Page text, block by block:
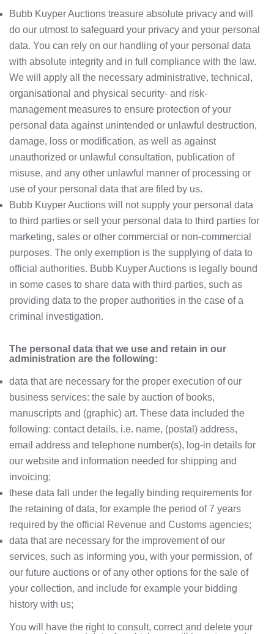
Bubb Kuyper Auctions treasure absolute privacy and will
do our utmost to safeguard your privacy and your personal
data. You can rely on our handling of your personal data
with absolute integrity and in full compliance with the law.
We will apply all the necessary administrative, technical,
organisational and physical security- and risk-
management measures to ensure protection of your
personal data against unintended or unlawful destruction,
damage, loss or modification, as well as against
unauthorized or unlawful consultation, publication of
misuse, and any other unlawful manner of processing or
use of your personal data that are filed by us.
Bubb Kuyper Auctions will not supply your personal data
to third parties or sell your personal data to third parties for
marketing, sales or other commercial or non-commercial
purposes. The only exemption is the supplying of data to
official authorities. Bubb Kuyper Auctions is legally bound
in some cases to share data with third parties, such as
providing data to the proper authorities in the case of a
criminal investigation.
The personal data that we use and retain in our
administration are the following:
data that are necessary for the proper execution of our
business services: the sale by auction of books,
manuscripts and (graphic) art. These data included the
following: contact details, i.e. name, (postal) address,
email address and telephone number(s), log-in details for
our website and information needed for shipping and
invoicing;
these data fall under the legally binding requirements for
the retaining of data, for example the period of 7 years
required by the official Revenue and Customs agencies;
data that are necessary for the improvement of our
services, such as informing you, with your permission, of
our future auctions or of any other options for the sale of
your collection, and include for example your bidding
history with us;
You will have the right to consult, correct and delete your